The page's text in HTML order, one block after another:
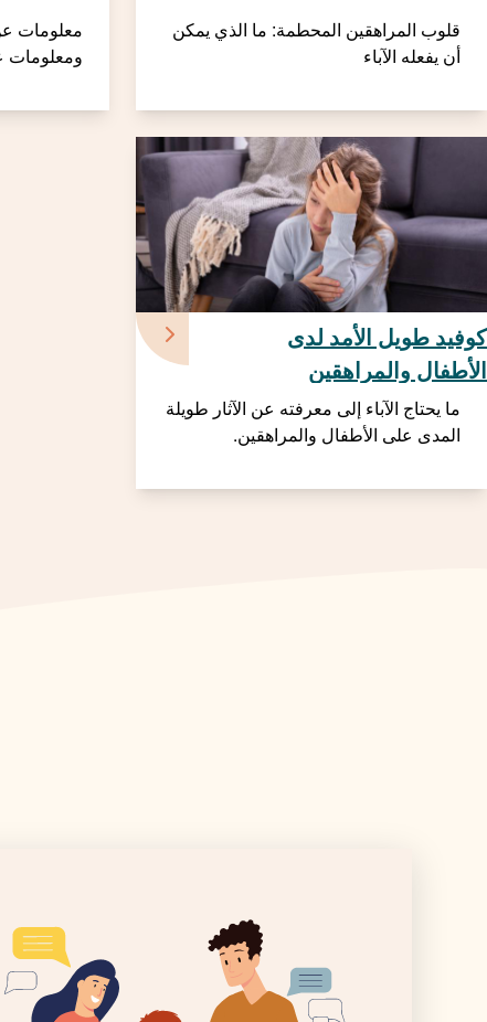
قلوب المراهقين المحطمة: ما الذي يمكن
أن يفعله الآباء
معلومات
ومعلومات
كوفيد طويل الأمد لدى
الأطفال والمراهقين
ما يحتاج الآباء إلى معرفته عن الآثار طويلة
المدى على الأطفال والمراهقين.